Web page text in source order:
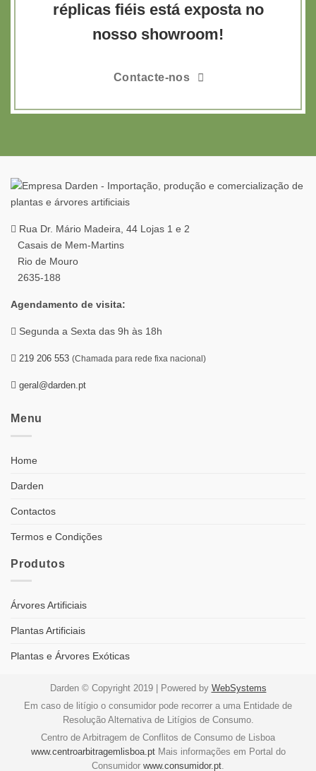
réplicas fiéis está exposta no
nosso showroom!
Contacte-nos
Rua Dr. Mário Madeira, 44 Lojas 1 e 2
Casais de Mem-Martins
Rio de Mouro
2635-188
Agendamento de visita:
Segunda a Sexta das 9h às 18h
219 206 553 (Chamada para rede fixa nacional)
geral@darden.pt
Menu
Home
Darden
Contactos
Termos e Condições
Produtos
Árvores Artificiais
Plantas Artificiais
Plantas e Árvores Exóticas
Darden © Copyright 2019 | Powered by WebSystems
Em caso de litígio o consumidor pode recorrer a uma Entidade de
Resolução Alternativa de Litígios de Consumo.
Centro de Arbitragem de Conflitos de Consumo de Lisboa
www.centroarbitragemlisboa.ptMais informações em Portal do
Consumidor www.consumidor.pt.